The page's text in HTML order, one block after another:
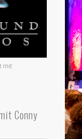
mit
Conny